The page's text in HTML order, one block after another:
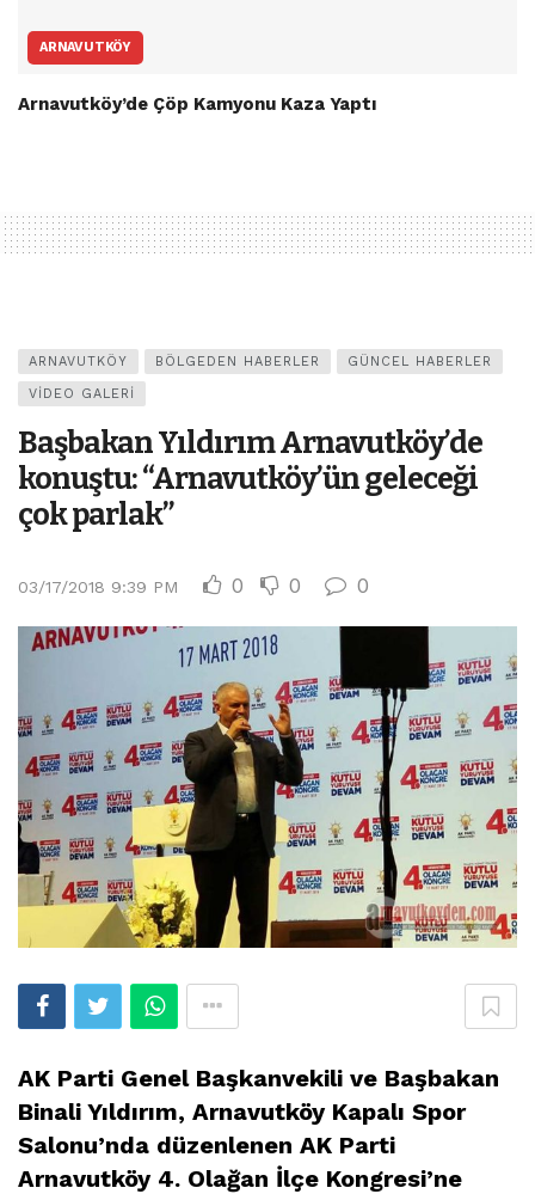
ARNAVUTKÖY
Arnavutköy’de Çöp Kamyonu Kaza Yaptı
ARNAVUTKÖY BÖLGEDEN HABERLER GÜNCEL HABERLER
VIDEO GALERI
Başbakan Yıldırım Arnavutköy’de
konuştu: “Arnavutköy’ün geleceği
çok parlak”
03/17/2018 9:39 PM 0 0 0
AK Parti Genel Başkanvekili ve Başbakan
Binali Yıldırım, Arnavutköy Kapalı Spor
Salonu’nda düzenlenen AK Parti
Arnavutköy 4. Olağan İlçe Kongresi’ne